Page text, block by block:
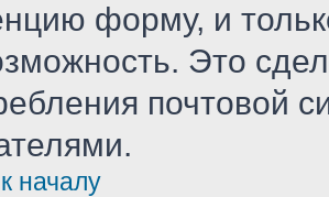
форму, и
Это
почтовой
началу